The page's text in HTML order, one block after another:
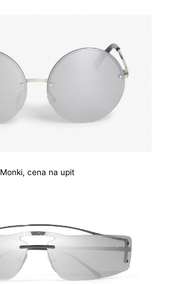
Monki, cena na upit